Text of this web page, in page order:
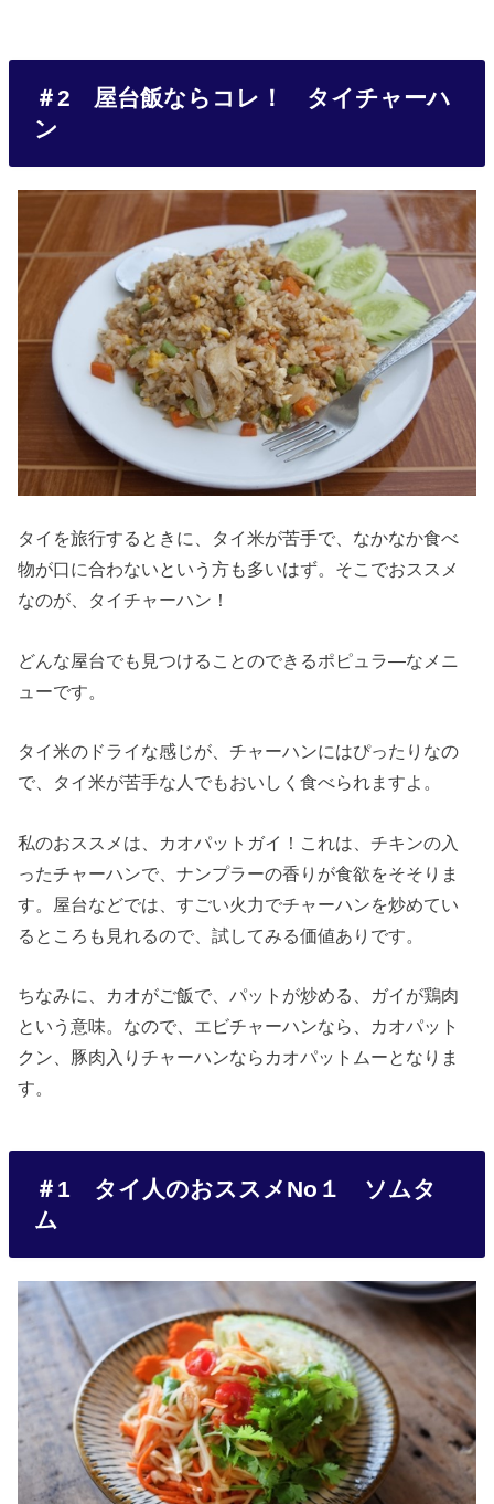
＃2 屋台飯ならコレ！ タイチャーハ
ン
タイを旅行するときに、タイ米が苦手で、なかなか食べ
物が口に合わないという方も多いはず。そこでおススメ
なのが、タイチャーハン！
どんな屋台でも見つけることのできるポピュラ―なメニ
ューです。
タイ米のドライな感じが、チャーハンにはぴったりなの
で、タイ米が苦手な人でもおいしく食べられますよ。
私のおススメは、カオパットガイ！これは、チキンの入
ったチャーハンで、ナンプラーの香りが食欲をそそりま
す。屋台などでは、すごい火力でチャーハンを炒めてい
るところも見れるので、試してみる価値ありです。
ちなみに、カオがご飯で、パットが炒める、ガイが鶏肉
という意味。なので、エビチャーハンなら、カオパット
クン、豚肉入りチャーハンならカオパットムーとなりま
す。
＃1 タイ人のおススメNo１ ソムタ
ム